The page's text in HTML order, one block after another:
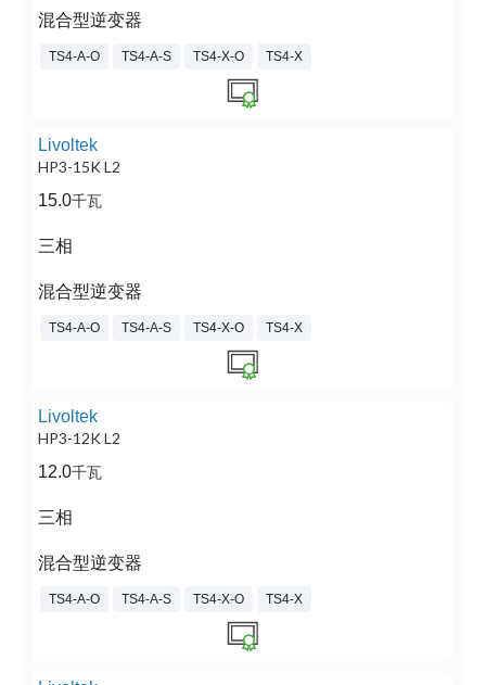
混合型逆变器
TS4-A-O TS4-A-S TS4-X-O TS4-X
Livoltek
HP3-15K L2
15.0千瓦
三相
混合型逆变器
TS4-A-O TS4-A-S TS4-X-O TS4-X
Livoltek
HP3-12K L2
12.0千瓦
三相
混合型逆变器
TS4-A-O TS4-A-S TS4-X-O TS4-X